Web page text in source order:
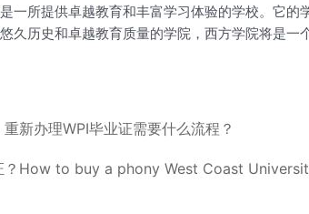
一所提供卓越教育和丰富学习体验的学校。它
久历史和卓越教育质量的学院，西方学院将是
新办理WPI毕业证需要什么流程？
？How to buy a phony West Coast